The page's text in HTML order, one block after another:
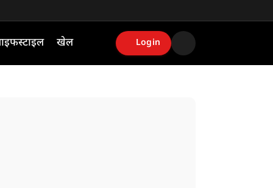
खेल Login